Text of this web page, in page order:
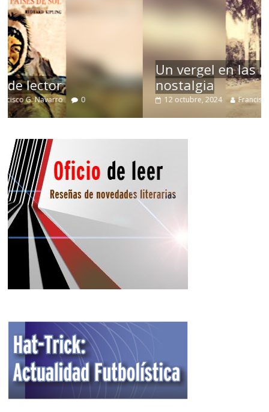
Un vergel en las nieblas de la
nostalgia
12 octubre, 2024 Francisco G. Navarro 0